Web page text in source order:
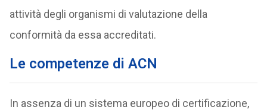
attività degli organismi di valutazione della
conformità da essa accreditati.
Le competenze di ACN
In assenza di un sistema europeo di certificazione,